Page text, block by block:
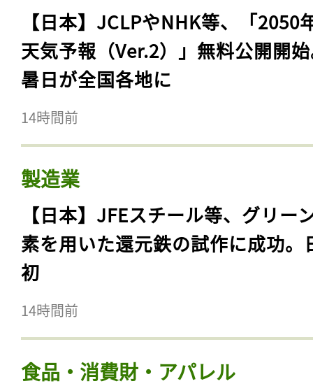
【日本】JCLPやNHK等、「2050
天気予報（Ver.2）」無料公開開
暑日が全国各地に
14時間前
製造業
【日本】JFEスチール等、グリー
素を用いた還元鉄の試作に成功。
初
14時間前
食品・消費財・アパレル